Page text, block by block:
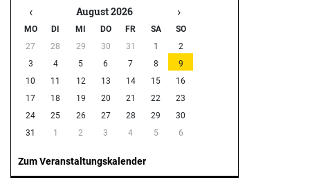
‹ August 2026 ›
MO DI MI DO FR SA
SO
27
28 29 30 31 1
2
3
4 5 6 7 8
9
10
11 12 13 14 15
16
17
18 19 20 21 22
23
24
25 26 27 28 29
30
31
1 2 3 4 5 6
Zum Veranstaltungskalender